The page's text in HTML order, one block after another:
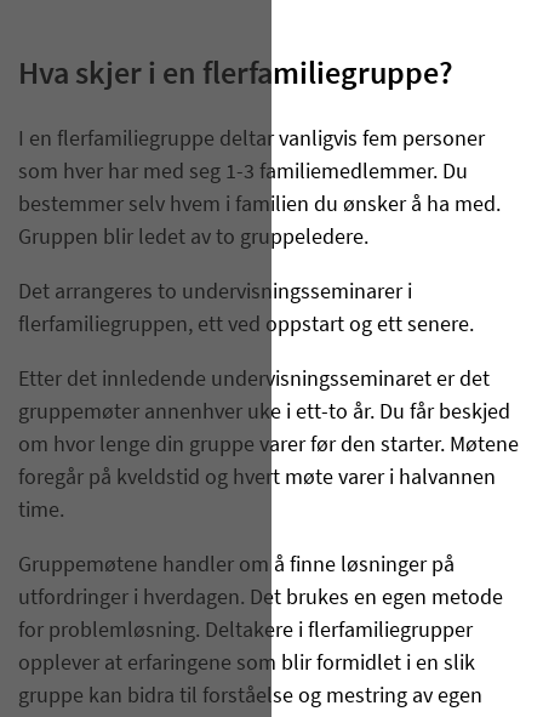
Hva skjer i en flerfamiliegruppe?
I en flerfamiliegruppe deltar vanligvis fem personer
som hver har med seg 1-3 familiemedlemmer. Du
bestemmer selv hvem i familien du ønsker å ha med.
Gruppen blir ledet av to gruppeledere.
Det arrangeres to undervisningsseminarer i
flerfamiliegruppen, ett ved oppstart og ett senere.
Etter det innledende undervisningsseminaret er det
gruppemøter annenhver uke i ett-to år. Du får beskjed
om hvor lenge din gruppe varer før den starter. Møtene
foregår på kveldstid og hvert møte varer i halvannen
time.
Gruppemøtene handler om å finne løsninger på
utfordringer i hverdagen. Det brukes en egen metode
for problemløsning. Deltakere i flerfamiliegrupper
opplever at erfaringene som blir formidlet i en slik
gruppe kan bidra til forståelse og mestring av egen